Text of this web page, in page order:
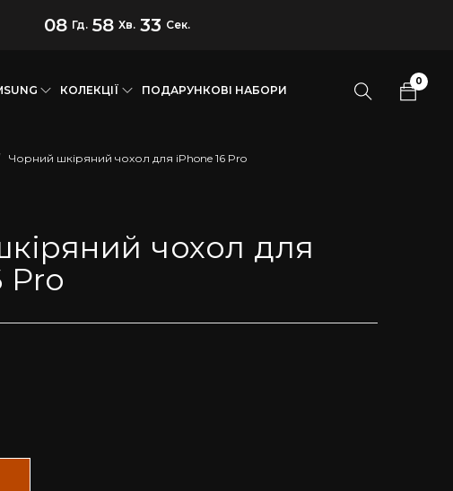
08 Гд. 58 Хв. 32 Сек.
КОЛЕКЦІЇ ПОДАРУНКОВІ НАБОРИ
0
Чорний шкіряний чохол для iPhone 16 Pro
чохол для
Pro